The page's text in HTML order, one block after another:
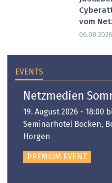
vom
EVENTS
Netzmedien
19. August 2026 - 18:00
Seminarhotel Bocken,
Horgen
PREMIUM EVENT